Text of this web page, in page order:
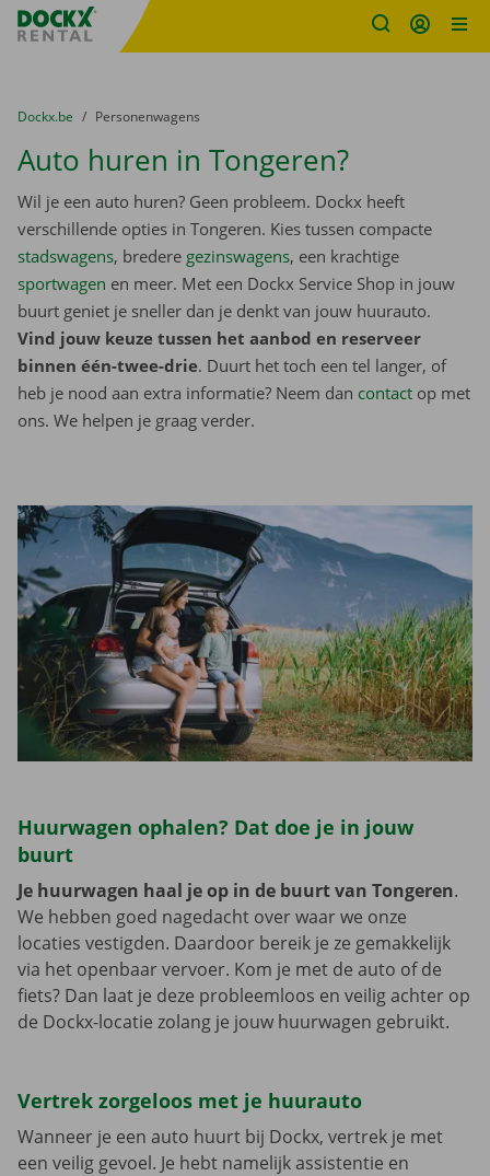
Fratello DEMO
U bevindt zich hier:
van
Dockx.be naar
Personenwagens
Auto huren in Tongeren?
Wil je een auto huren? Geen probleem. Dockx heeft
verschillende opties in Tongeren. Kies tussen compacte
stadswagens, bredere gezinswagens, een krachtige
sportwagen en meer. Met een Dockx Service Shop in jouw
buurt geniet je sneller dan je denkt van jouw huurauto.
Vind jouw keuze tussen het aanbod en reserveer
binnen één-twee-drie. Duurt het toch een tel langer, of
heb je nood aan extra informatie? Neem dan contact op met
ons. We helpen je graag verder.
Huurwagen ophalen? Dat doe je in jouw
buurt
Je huurwagen haal je op in de buurt van Tongeren.
We hebben goed nagedacht over waar we onze
locaties vestigden. Daardoor bereik je ze gemakkelijk
via het openbaar vervoer. Kom je met de auto of de
fiets? Dan laat je deze probleemloos en veilig achter op
de Dockx-locatie zolang je jouw huurwagen gebruikt.
Vertrek zorgeloos met je huurauto
Wanneer je een auto huurt bij Dockx, vertrek je met
een veilig gevoel. Je hebt namelijk assistentie en